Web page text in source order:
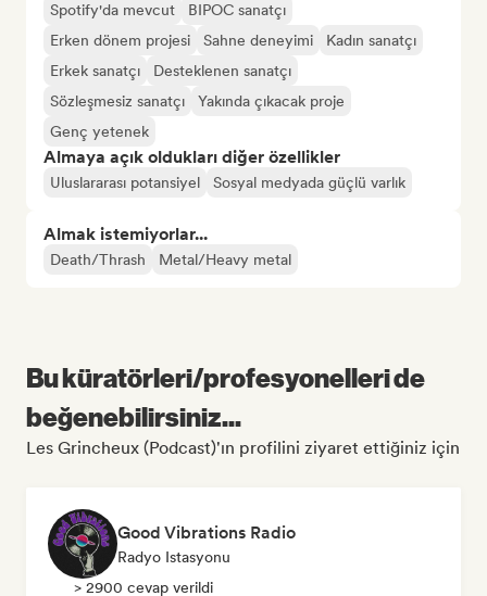
Spotify'da mevcut
BIPOC sanatçı
Erken dönem projesi
Sahne deneyimi
Kadın sanatçı
Erkek sanatçı
Desteklenen sanatçı
Sözleşmesiz sanatçı
Yakında çıkacak proje
Genç yetenek
Almaya açık oldukları diğer özellikler
Uluslararası potansiyel Sosyal medyada güçlü varlık
Almak istemiyorlar...
Death/Thrash Metal/Heavy metal
Bu küratörleri/profesyonelleri de
beğenebilirsiniz...
Les Grincheux (Podcast)'ın profilini ziyaret ettiğiniz için
Good Vibrations Radio
Radyo Istasyonu
> 2900 cevap verildi